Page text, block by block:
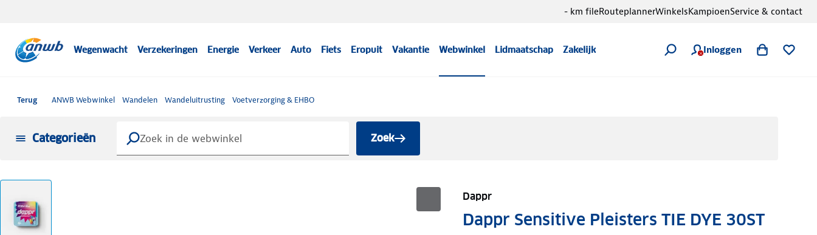
Wegenwacht Verzekeringen Energie Verkeer Auto Fiets Eropuit Vakantie Webwinkel Lidmaatschap Zakelijk Inloggen
- km fileRouteplannerWinkelsKampioenService & contact
Terug ANWB Webwinkel Wandelen Wandeluitrusting Voetverzorging & EHBO
Categorieën Zoek
Dappr
Dappr Sensitive Pleisters TIE DYE 30ST